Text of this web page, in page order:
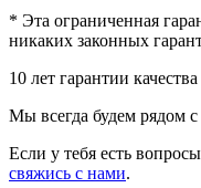
* Эта ограниченная
никаких законных
10 лет гарантии качества
Мы всегда будем рядом с
Если у тебя есть
свяжись с нами.